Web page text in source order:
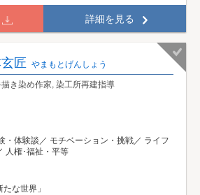
詳細を見る
匠 やまもとげんしょう
き染め作家, 染工所再建指導
・体験談／ モチベーション・挑戦／ ライフ
人権･福祉・平等
な世界」